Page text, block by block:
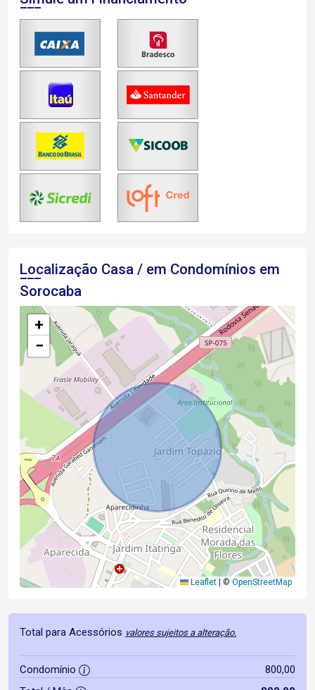
Localização Casa / em Condomínios em
Sorocaba
+
−
Leaflet © OpenStreetMap
Total para Acessórios valores sujeitos a alteração.
Condomínio
800,00